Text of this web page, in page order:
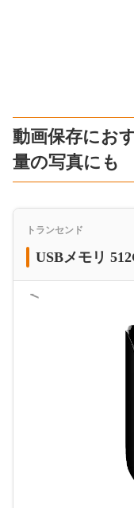
動画保存にお
量の写真にも
トランセンド
USBメモリ
＜